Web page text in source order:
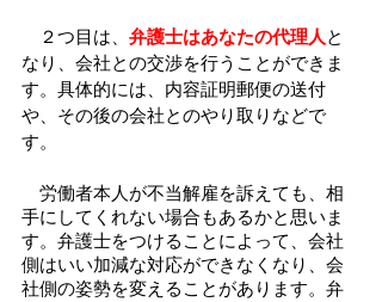
２つ目は、 弁護士はあなたの代理人と
なり、会社との交渉を行うことができま
す。具体的には、内容証明郵便の送付
や、その後の会社とのやり取りなどで
す。
労働者本人が不当解雇を訴えても、相
手にしてくれない場合もあるかと思いま
す。弁護士をつけることによって、会社
側はいい加減な対応ができなくなり、会
社側の姿勢を変えることがあります。弁